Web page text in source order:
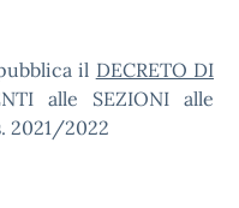
il DECRETO DI
alle SEZIONI alle
2021/2022